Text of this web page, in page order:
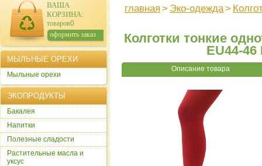
главная > Эко-одежда>
Колготки тонкие
EU44-
Описание товара
ВАША
КОРЗИНА:
товаров:0
сумма: 0р.
оформить заказ
МЫЛЬНЫЕ ОРЕХИ
Мыльные орехи
ЭКОПРОДУКТЫ
Бакалея
Напитки
Полезные сладости
Растительные масла и
уксус